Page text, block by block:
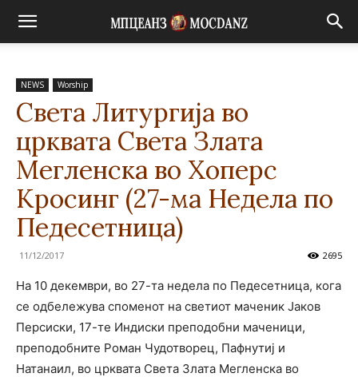
NEWS Worship
Света Литургија во
црквата Света Злата
Мегленска во Хоперс
Кросинг (27-ма Недела по
Педесетница)
11/12/2017 2695
На 10 декември, во 27-та недела по Педесетница, кога
се одбележува споменот на светиот маченик Јаков
Персиски, 17-те Индиски преподобни маченици,
преподобните Роман Чудотворец, Пафнутиј и
Натанаил, во црквата Света Злата Мегленска во